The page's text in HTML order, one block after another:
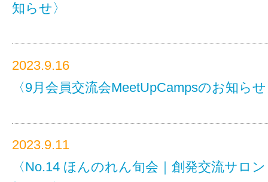
知らせ〉
2023.9.16
〈9月会員交流会MeetUpCampsのお知ら
2023.9.11
〈No.14 ほんのれん旬会｜創発交流サロ